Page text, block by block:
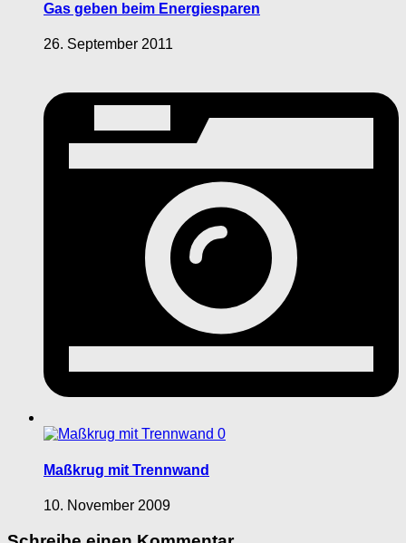
Gas geben beim Energiesparen
26. September 2011
0
Maßkrug mit Trennwand
10. November 2009